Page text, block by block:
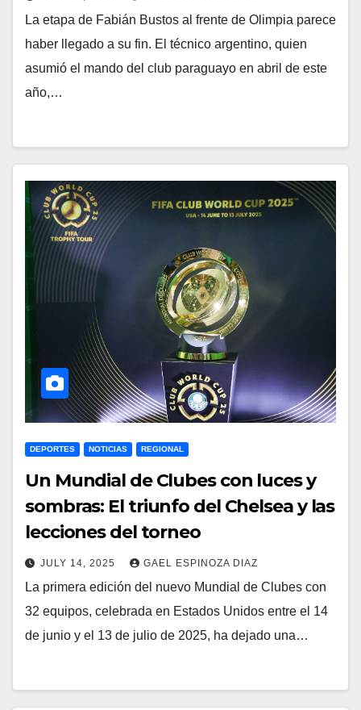
La etapa de Fabián Bustos al frente de Olimpia parece
haber llegado a su fin. El técnico argentino, quien
asumió el mando del club paraguayo en abril de este
año,…
DEPORTES NOTICIAS REGIONAL
Un Mundial de Clubes con luces y
sombras: El triunfo del Chelsea y las
lecciones del torneo
JULY 14, 2025 GAEL ESPINOZA DIAZ
La primera edición del nuevo Mundial de Clubes con
32 equipos, celebrada en Estados Unidos entre el 14
de junio y el 13 de julio de 2025, ha dejado una…